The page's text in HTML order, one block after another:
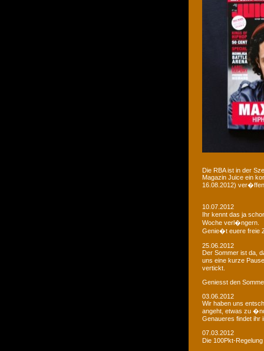
Die RBA ist in der
Magazin Juice ein
16.08.2012)
10.07.2012
Ihr kennt das ja
Woche verl�ngern.
Genie�t euere freie
25.06.2012
Der Sommer ist da,
uns eine kurze
vertickt.
Geniesst den
03.06.2012
Wir haben uns
angeht, etwas zu
Genaueres findet ihr
07.03.2012
Die 100Pkt-